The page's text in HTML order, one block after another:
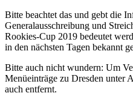
Bitte beachtet das und gebt die
Generalausschreibung und
Rookies-Cup 2019 bedeutet
in den nächsten Tagen bekannt
Bitte auch nicht wundern: Um
Menüeinträge zu Dresden unter
auch entfernt.